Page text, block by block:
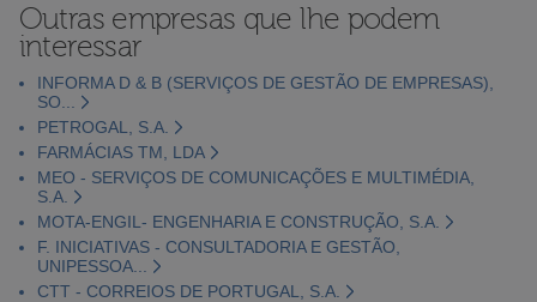
Outras empresas que lhe podem
interessar
INFORMA D & B (SERVIÇOS DE GESTÃO DE EMPRESAS),
SO...
PETROGAL, S.A.
FARMÁCIAS TM, LDA
MEO - SERVIÇOS DE COMUNICAÇÕES E MULTIMÉDIA,
S.A.
MOTA-ENGIL- ENGENHARIA E CONSTRUÇÃO, S.A.
F. INICIATIVAS - CONSULTADORIA E GESTÃO,
UNIPESSOA...
CTT - CORREIOS DE PORTUGAL, S.A.